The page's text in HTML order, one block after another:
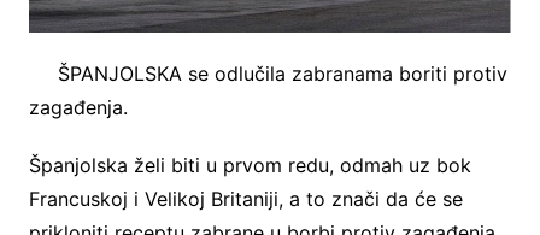
ŠPANJOLSKA se odlučila zabranama boriti protiv
zagađenja.
Španjolska želi biti u prvom redu, odmah uz bok
Francuskoj i Velikoj Britaniji, a to znači da će se